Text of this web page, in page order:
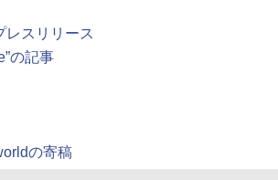
レスリリース
の記事
の寄稿